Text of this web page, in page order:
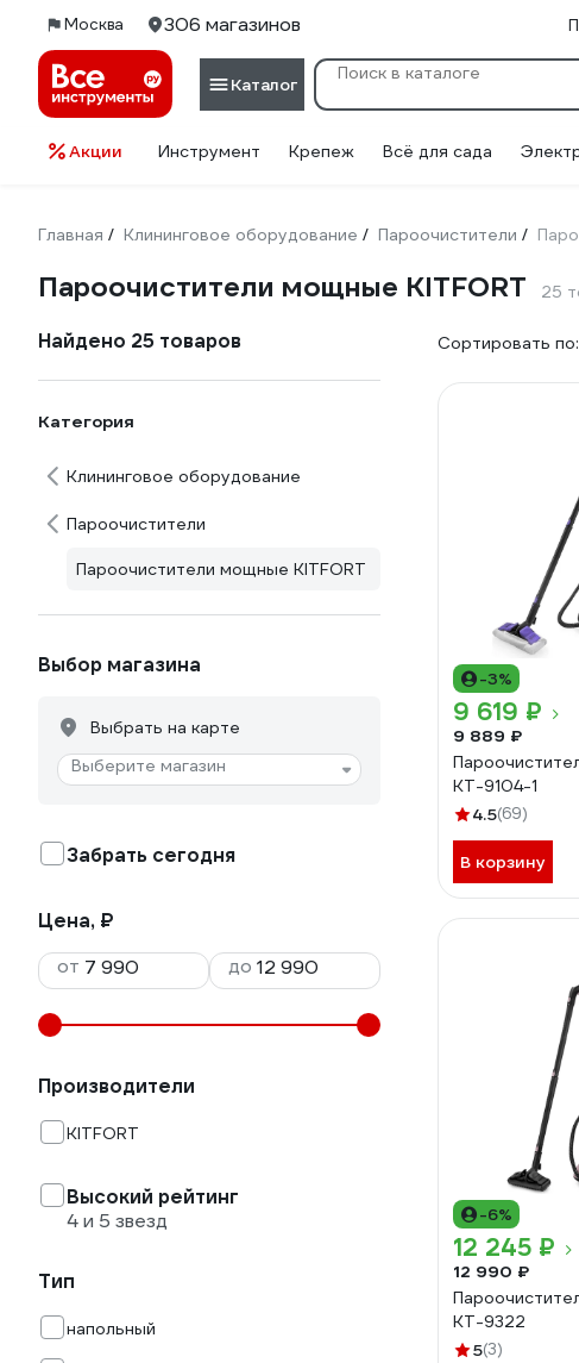
Москва 306 магазинов
Каталог
Акции Инструмент Крепеж Всё для сада
Главная / Клининговое оборудование / Пароочистители /
Пароочистители мощные KITFORT 25
Найдено 25 товаров
Категория
Клининговое оборудование
Пароочистители
Пароочистители мощные KITFORT
Выбор магазина
Выбрать на карте
Выберите магазин
Забрать сегодня
Цена, ₽
от
до
Производители
KITFORT
Высокий рейтинг
4 и 5 звезд
Тип
напольный
Сортировать по:
-3%
9 619 ₽
9 889 ₽
КТ-9104-1
4.5(69)
В корзину
-6%
12 245 ₽
12 990 ₽
КТ-9322
5(3)